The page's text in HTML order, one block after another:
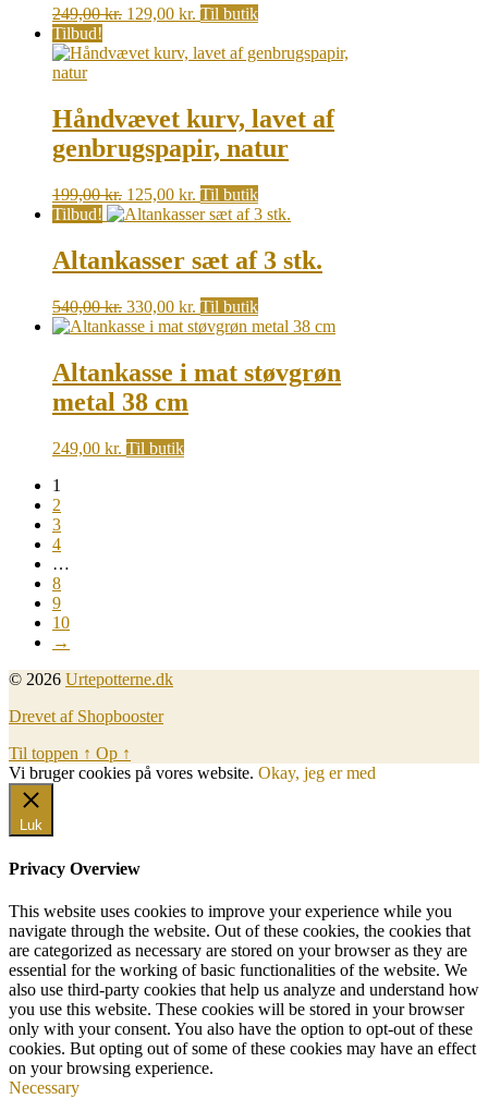
249,00kr. Original
was:
129,00 kr. Current
is:
Til butik
Tilbud!
Håndvævet kurv, lavet af
genbrugspapir, natur
199,00kr. Original
price
125,00 kr. Current
price
125,00 kr..
Til butik
Tilbud!
Altankasser sæt af 3 stk.
540,00kr. Original
price
540,00 kr..
330,00 kr. Current
price
330,00 kr..
Til butik
Altankasse i mat støvgrøn
metal 38 cm
249,00 kr. Til butik
1
2
3
4
…
8
9
10
→
© 2026 Urtepotterne.dk
Drevet af Shopbooster
Til toppen ↑ Op ↑
Vi bruger cookies på vores website. Okay, jeg er med
Luk
Privacy Overview
This website uses cookies to improve your experience while you
navigate through the website. Out of these cookies, the cookies that
are categorized as necessary are stored on your browser as they are
essential for the working of basic functionalities of the website. We
also use third-party cookies that help us analyze and understand how
you use this website. These cookies will be stored in your browser
only with your consent. You also have the option to opt-out of these
cookies. But opting out of some of these cookies may have an effect
on your browsing experience.
Necessary